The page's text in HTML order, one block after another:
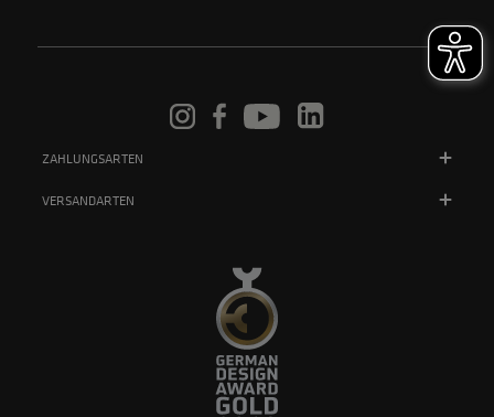
ZAHLUNGSARTEN
VERSANDARTEN